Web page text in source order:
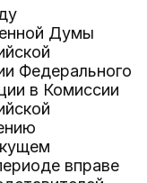
Думы
Федерального
в Комиссии
вправе